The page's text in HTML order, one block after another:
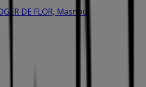
DE FLOR, Masnou